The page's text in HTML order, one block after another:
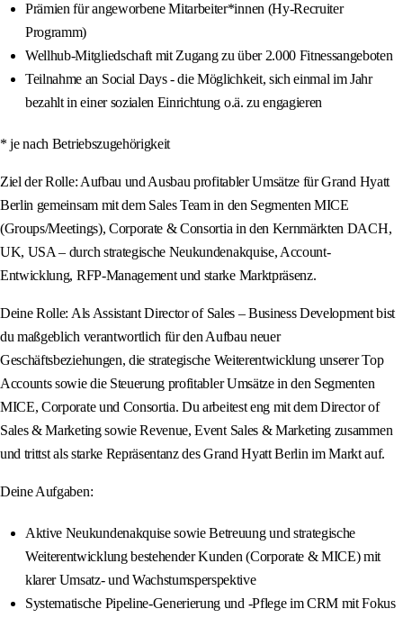
Prämien für angeworbene Mitarbeiter*innen (Hy-Recruiter
Programm)
Wellhub-Mitgliedschaft mit Zugang zu über 2.000 Fitnessangeboten
Teilnahme an Social Days - die Möglichkeit, sich einmal im Jahr
bezahlt in einer sozialen Einrichtung o.ä. zu engagieren
* je nach Betriebszugehörigkeit
Ziel der Rolle: Aufbau und Ausbau profitabler Umsätze für Grand Hyatt
Berlin gemeinsam mit dem Sales Team in den Segmenten MICE
(Groups/Meetings), Corporate & Consortia in den Kernmärkten DACH,
UK, USA – durch strategische Neukundenakquise, Account-
Entwicklung, RFP‑Management und starke Marktpräsenz.
Deine Rolle: Als Assistant Director of Sales – Business Development bist
du maßgeblich verantwortlich für den Aufbau neuer
Geschäftsbeziehungen, die strategische Weiterentwicklung unserer Top
Accounts sowie die Steuerung profitabler Umsätze in den Segmenten
MICE, Corporate und Consortia. Du arbeitest eng mit dem Director of
Sales & Marketing sowie Revenue, Event Sales & Marketing zusammen
und trittst als starke Repräsentanz des Grand Hyatt Berlin im Markt auf.
Deine Aufgaben:
Aktive Neukundenakquise sowie Betreuung und strategische
Weiterentwicklung bestehender Kunden (Corporate & MICE) mit
klarer Umsatz- und Wachstumsperspektive
Systematische Pipeline-Generierung und -Pflege im CRM mit Fokus